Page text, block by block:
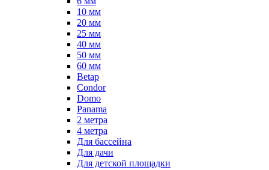
10 мм
20 мм
25 мм
40 мм
50 мм
60 мм
Betap
Condor
Domo
Panama
2 метра
4 метра
Для бассейна
Для дачи
Для детской площадки